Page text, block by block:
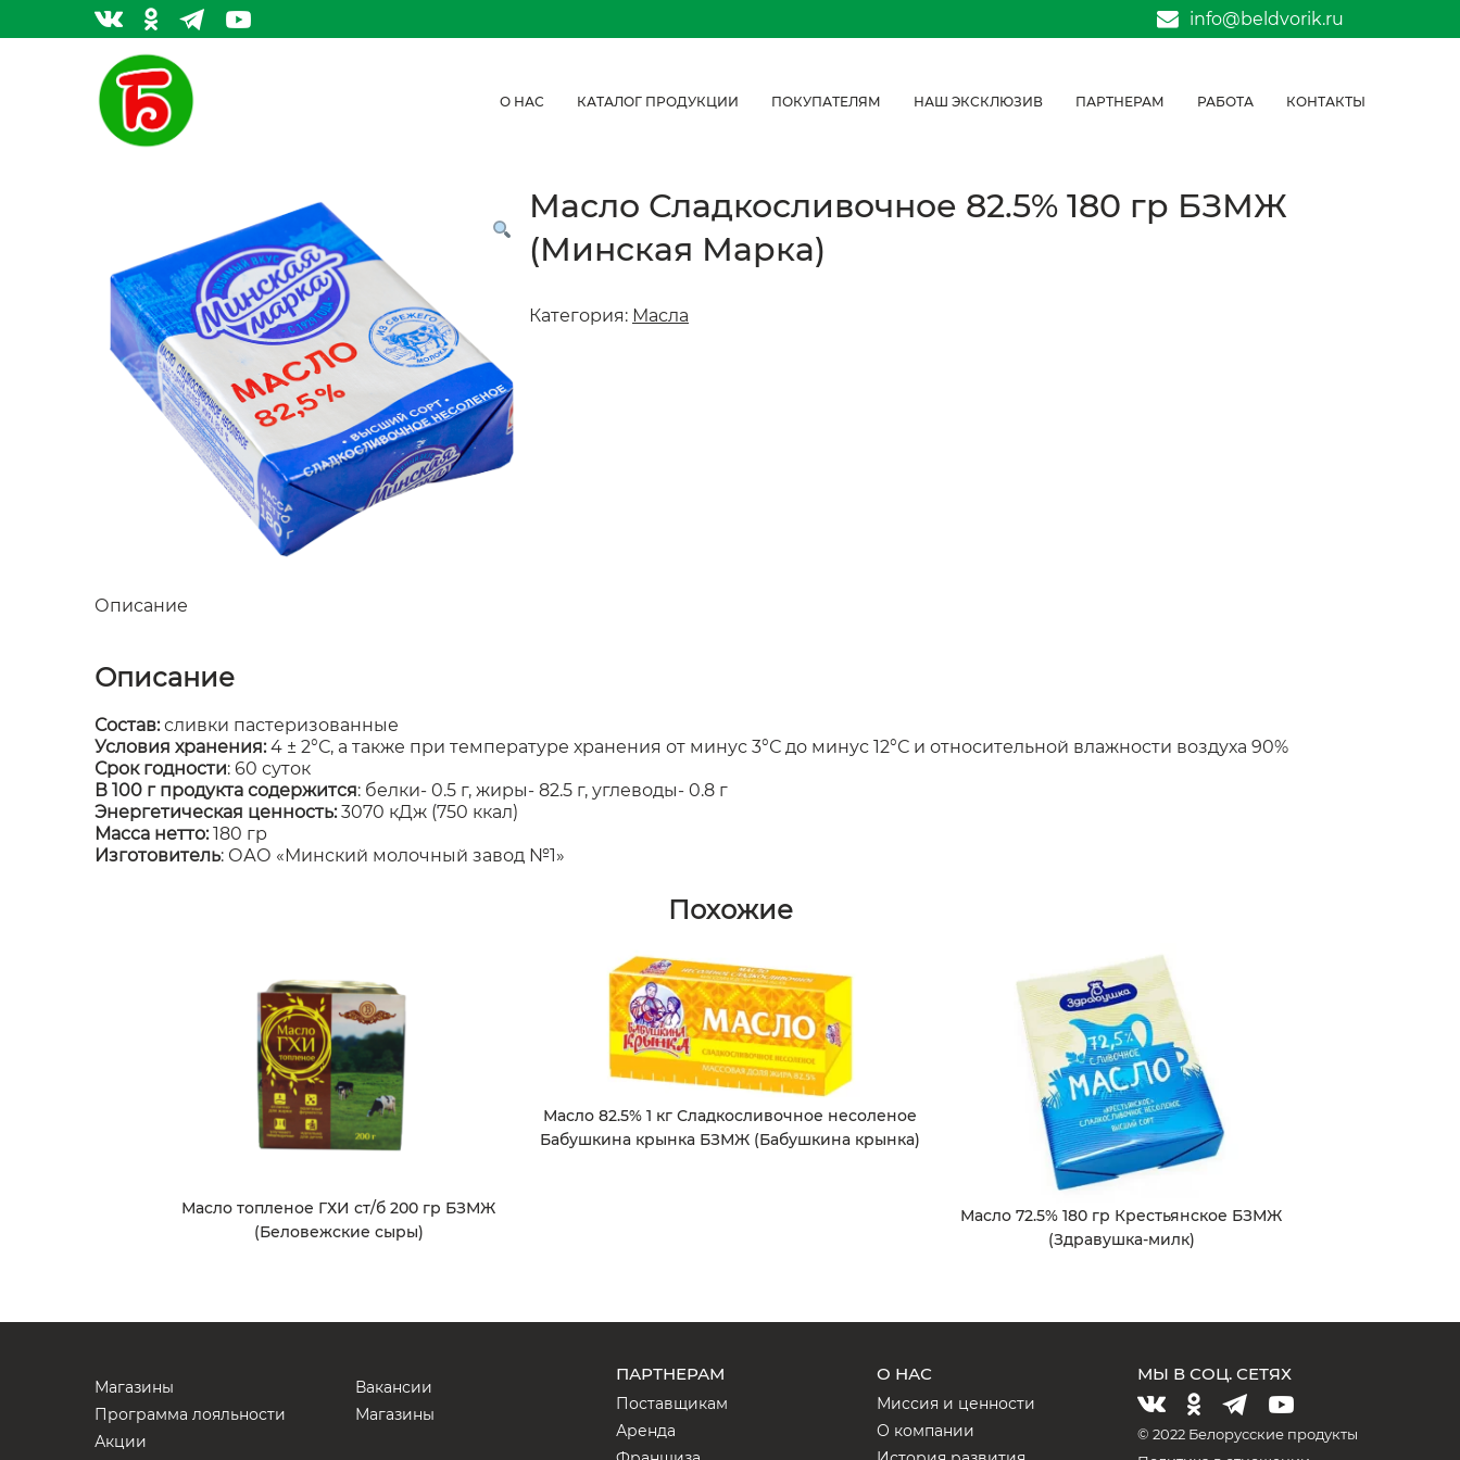
info@beldvorik.ru
О НАС КАТАЛОГ ПРОДУКЦИИ ПОКУПАТЕЛЯМ НАШ ЭКСКЛЮЗИВ ПАРТНЕРАМ РАБОТА КОНТАКТЫ
Масло Сладкосливочное 82.5% 180 гр БЗМЖ
(Минская Марка)
Категория: Масла
Описание
Описание
Состав:сливки пастеризованные
Условия хранения:4 ± 2°С, а также при температуре хранения от минус 3°С до минус 12°С и относительной влажности воздуха 90%
Срок годности: 60 суток
В 100 г продукта содержится: белки- 0.5 г, жиры- 82.5 г, углеводы- 0.8 г
Энергетическая ценность:3070 кДж (750 ккал)
Масса нетто:180 гр
Изготовитель: ОАО «Минский молочный завод №1»
Похожие
Масло топленое ГХИ ст/б 200 гр БЗМЖ
(Беловежские сыры)
Масло 82.5% 1 кг Сладкосливочное несоленое
Бабушкина крынка БЗМЖ (Бабушкина крынка)
Масло 72.5% 180 гр Крестьянское БЗМЖ
(Здравушка-милк)
Магазины
Программа лояльности
Акции
Вакансии
Магазины
ПАРТНЕРАМ
Поставщикам
Аренда
О НАС
Миссия и ценности
О компании
МЫ В СОЦ. СЕТЯХ
© 2022 Белорусские продукты